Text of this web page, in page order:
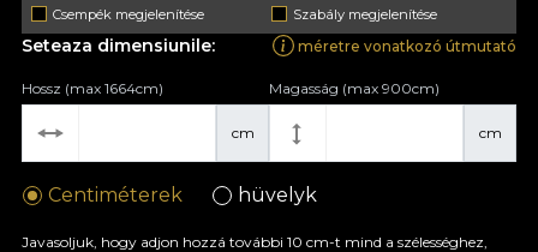
Csempék megjelenítése
Szabály megjelenítése
Seteaza dimensiunile: méretre vonatkozó útmutató
cm
Hossz (max 1664cm)
cm
Magasság (max 900cm)
Centiméterek hüvelyk
Javasoljuk, hogy adjon hozzá további 10 cm-t mind a szélességhez,